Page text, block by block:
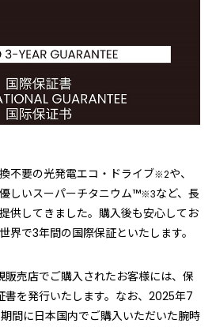
不要の光発電エコ・ドライブ※2や、
しいスーパーチタニウム™※3など、長
供してきました。購入後も安心してお
界で3年間の国際保証といたします。
販売店でご購入されたお客様には、保
書を発行いたします。なお、2025年7
間に日本国内でご購入いただいた腕時